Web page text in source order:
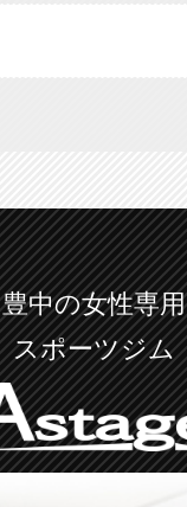
豊中の女性専用
スポーツジム